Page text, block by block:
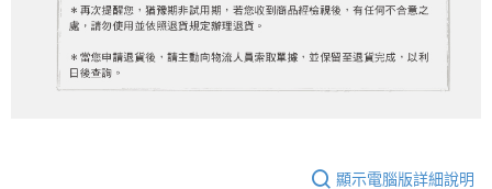
顯示電腦版詳細說明